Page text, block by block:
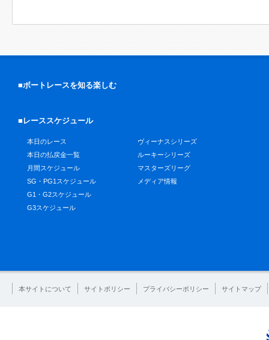
■ボートレースを知る楽しむ
■レーススケジュール
本日のレース
本日の払戻金一覧
月間スケジュール
SG・PG1スケジュール
G1・G2スケジュール
G3スケジュール
ヴィーナスシリーズ
ルーキーシリーズ
マスターズリーグ
メディア情報
本サイトについて サイトポリシー プライバシーポリシー サイトマップ